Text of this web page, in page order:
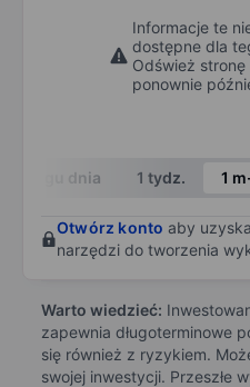
Informacje te
dostępne dla
Odśwież
ponownie
W ciągu dnia 1 tydz. 1
Otwórz konto aby
narzędzi do tworzenia
Warto wiedzieć:
zapewnia długoterminowe
się również z ryzykiem.
swojej inwestycji. Przeszłe